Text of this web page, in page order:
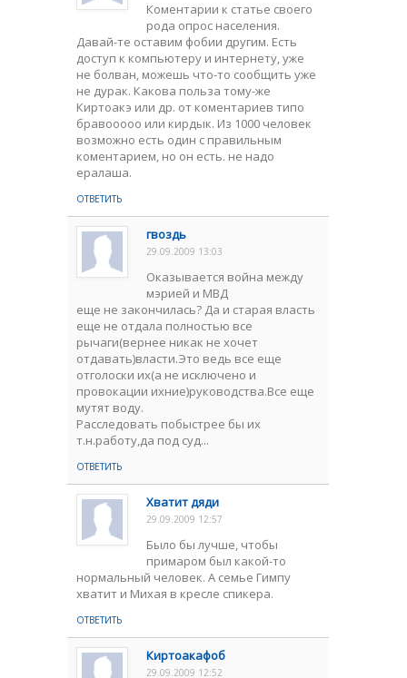
Коментарии к статье своего
рода опрос населения.
Давай-те оставим фобии другим. Есть
доступ к компьютеру и интернету, уже
не болван, можешь что-то сообщить уже
не дурак. Какова польза тому-же
Киртоакэ или др. от коментариев типо
бравооооо или кирдык. Из 1000 человек
возможно есть один с правильным
коментарием, но он есть. не надо
ералаша.
ОТВЕТИТЬ
гвоздь
29.09.2009 13:03
Оказывается война между
мэрией и МВД
еще не закончилась? Да и старая власть
еще не отдала полностью все
рычаги(вернее никак не хочет
отдавать)власти.Это ведь все еще
отголоски их(а не исключено и
провокации ихние)руководства.Все еще
мутят воду.
Расследовать побыстрее бы их
т.н.работу,да под суд...
ОТВЕТИТЬ
Хватит дяди
29.09.2009 12:57
Было бы лучше, чтобы
примаром был какой-то
нормальный человек. А семье Гимпу
хватит и Михая в кресле спикера.
ОТВЕТИТЬ
Киртоакафоб
29.09.2009 12:52